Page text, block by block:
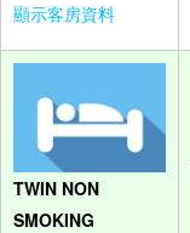
顯示客房資料
TWIN NON
SMOKING